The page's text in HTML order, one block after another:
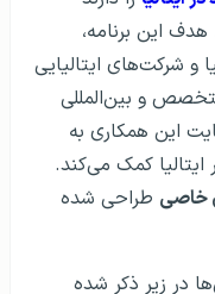
هدف این برنامه،
و شرکت‌های ایتالیایی
و بین‌المللی
این همکاری به
کمک می‌کند.
خاصی طراحی شده
در زیر ذکر شده